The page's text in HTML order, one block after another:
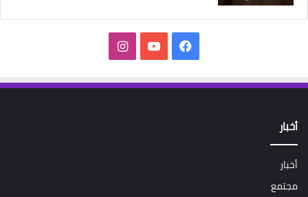
فيسبوك‫YouTubeانستقرام
أخبار
أخبار
مجتمع